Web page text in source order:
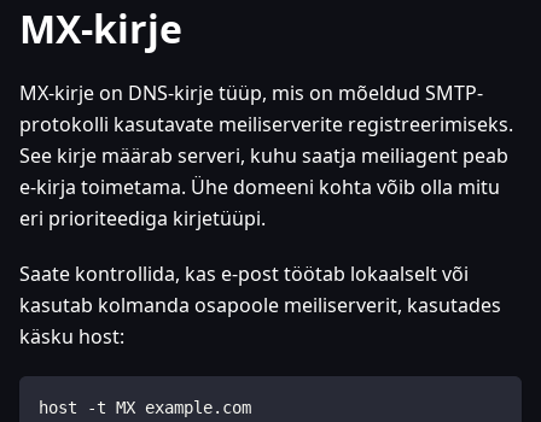
MX-kirje
MX-kirje on DNS-kirje tüüp, mis on mõeldud SMTP-
protokolli kasutavate meiliserverite registreerimiseks.
See kirje määrab serveri, kuhu saatja meiliagent peab
e-kirja toimetama. Ühe domeeni kohta võib olla mitu
eri prioriteediga kirjetüüpi.
Saate kontrollida, kas e-post töötab lokaalselt või
kasutab kolmanda osapoole meiliserverit, kasutades
käsku host:
host -t MX example.com